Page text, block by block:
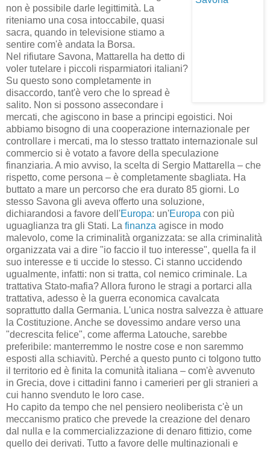
non è possibile darle legittimità. La
riteniamo una cosa intoccabile, quasi
sacra, quando in televisione stiamo a
sentire com'è andata la Borsa.
Nel rifiutare Savona, Mattarella ha detto di
voler tutelare i piccoli risparmiatori italiani?
Su questo sono completamente in
disaccordo, tant'è vero che lo spread è
salito. Non si possono assecondare i
mercati, che agiscono in base a principi egoistici. Noi
abbiamo bisogno di una cooperazione internazionale per
controllare i mercati, ma lo stesso trattato internazionale sul
commercio si è votato a favore della speculazione
finanziaria. A mio avviso, la scelta di Sergio Mattarella – che
rispetto, come persona – è completamente sbagliata. Ha
buttato a mare un percorso che era durato 85 giorni. Lo
stesso Savona gli aveva offerto una soluzione,
dichiarandosi a favore dell'Europa: un'Europa con più
uguaglianza tra gli Stati. La finanza agisce in modo
malevolo, come la criminalità organizzata: se alla criminalità
organizzata vai a dire "io faccio il tuo interesse", quella fa il
suo interesse e ti uccide lo stesso. Ci stanno uccidendo
ugualmente, infatti: non si tratta, col nemico criminale. La
trattativa Stato-mafia? Allora furono le stragi a portarci alla
trattativa, adesso è la guerra economica cavalcata
soprattutto dalla Germania. L'unica nostra salvezza è attuare
la Costituzione. Anche se dovessimo andare verso una
"decrescita felice", come afferma Latouche, sarebbe
preferibile: manterremmo le nostre cose e non saremmo
esposti alla schiavitù. Perché a questo punto ci tolgono tutto
il territorio ed è finita la comunità italiana – com'è avvenuto
in Grecia, dove i cittadini fanno i camerieri per gli stranieri a
cui hanno svenduto le loro case.
Ho capito da tempo che nel pensiero neoliberista c'è un
meccanismo pratico che prevede la creazione del denaro
dal nulla e la commercializzazione di denaro fittizio, come
quello dei derivati. Tutto a favore delle multinazionali e